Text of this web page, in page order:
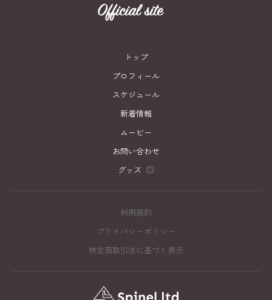
トップ
プロフィール
スケジュール
新着情報
ムービー
お問い合わせ
グッズ
利用規約
プライバシーポリシー
特定商取引法に基づく表示